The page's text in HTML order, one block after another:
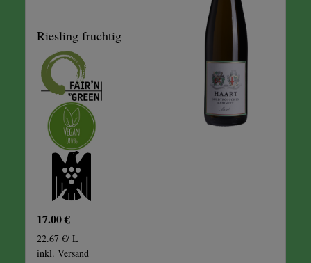
Riesling fruchtig
17.00 €
22.67 €/ L
inkl. Versand